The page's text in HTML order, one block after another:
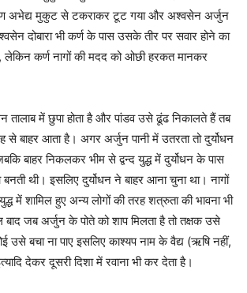
अभेद्य मुकुट से टकराकर टूट गया और अश्वसेन अर्जुन
दोबारा भी कर्ण के पास उसके तीर पर सवार होने का
लेकिन कर्ण नागों की मदद को ओछी हरकत मानकर
तालाब में छुपा होता है और पांडव उसे ढूंढ निकालते हैं तब
से बाहर आता है। अगर अर्जुन पानी में उतरता तो दुर्योधन
बाहर निकलकर भीम से द्वन्द युद्ध में दुर्योधन के पास
बनती थी। इसलिए दुर्योधन ने बाहर आना चुना था। नागों
में शामिल हुए अन्य लोगों की तरह शत्रुता की भावना भी
बाद जब अर्जुन के पोते को शाप मिलता है तो तक्षक उसे
उसे बचा ना पाए इसलिए काश्यप नाम के वैद्य (ऋषि नहीं,
देकर दूसरी दिशा में रवाना भी कर देता है।